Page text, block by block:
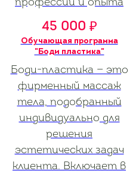
профессии и опыта
45 000 ₽
Обучающая программа
"Боди пластика"
Боди-пластика — это
фирменный массаж
тела, подобранный
индивидуально для
решения
эстетических задач
клиента. Включает в